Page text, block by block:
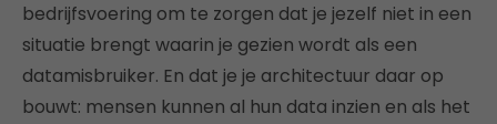
bedrijfsvoering om te zorgen dat je jezelf niet in een
situatie brengt waarin je gezien wordt als een
datamisbruiker. En dat je je architectuur daar op
bouwt: mensen kunnen al hun data inzien en als het